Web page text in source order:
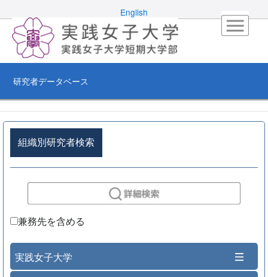
English
研究者データベース
組織別研究者検索
兼務先を含める
実践女子大学